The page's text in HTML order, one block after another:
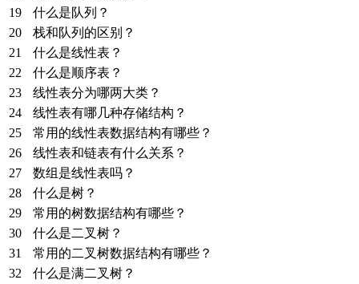
19
什么是队列？
20
栈和队列的区别？
21
什么是线性表？
22
什么是顺序表？
23
线性表分为哪两大类？
24
线性表有哪几种存储结构？
25
常用的线性表数据结构有哪些？
26
线性表和链表有什么关系？
27
数组是线性表吗？
28
什么是树？
29
常用的树数据结构有哪些？
30
什么是二叉树？
31
常用的二叉树数据结构有哪些？
32
什么是满二叉树？